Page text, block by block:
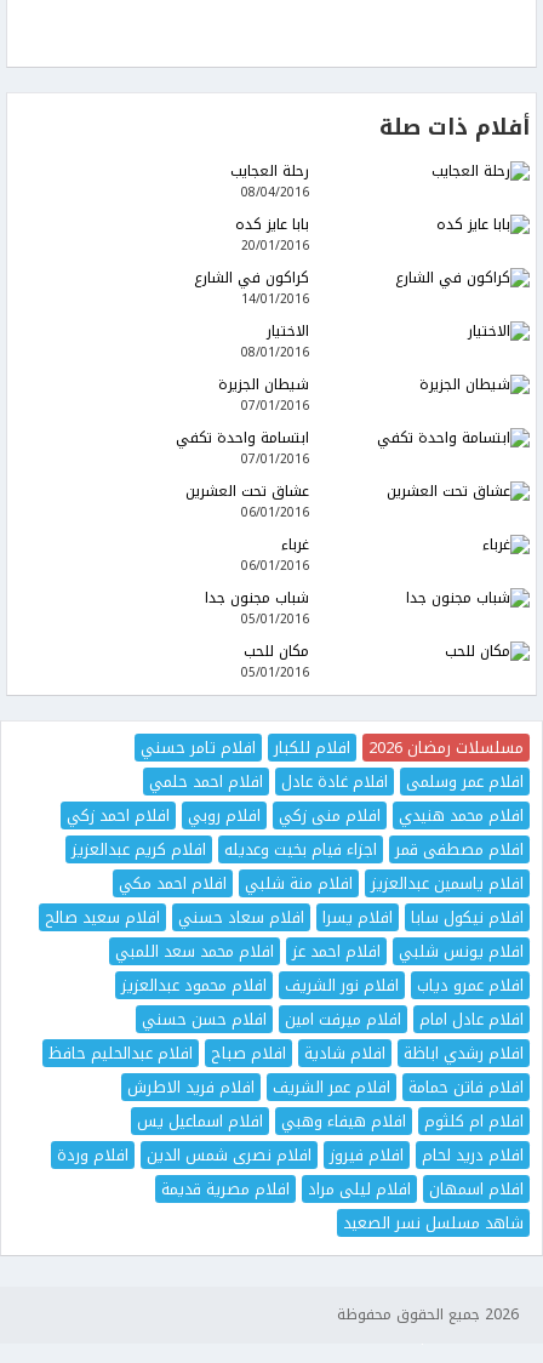
أفلام ذات صلة
رحلة العجايب
08/04/2016
بابا عايز كده
20/01/2016
كراكون في الشارع
14/01/2016
الاختيار
08/01/2016
شيطان الجزيرة
07/01/2016
ابتسامة واحدة تكفي
07/01/2016
عشاق تحت العشرين
06/01/2016
غرباء
06/01/2016
شباب مجنون جدا
05/01/2016
مكان للحب
05/01/2016
مسلسلات رمضان 2026 افلام للكبار
افلام تامر حسني
افلام عمر وسلمى
افلام غادة عادل
افلام احمد حلمي
افلام محمد هنيدي
افلام منى زكي افلام روبي
افلام احمد زكي
افلام مصطفى قمر
اجزاء فيام بخيت وعديله
افلام كريم عبدالعزيز
افلام ياسمين عبدالعزيز
افلام منة شلبي
افلام احمد مكي
افلام نيكول سابا
افلام يسرا افلام سعاد حسني
افلام سعيد صالح
افلام يونس شلبي
افلام احمد عز
افلام محمد سعد اللمبي
افلام عمرو دياب
افلام نور الشريف
افلام محمود عبدالعزيز
افلام عادل امام
افلام ميرفت امين
افلام حسن حسني
افلام رشدي اباظة
افلام شادية افلام صباح
افلام عبدالحليم حافظ
افلام فاتن حمامة
افلام عمر الشريف
افلام فريد الاطرش
افلام ام كلثوم
افلام هيفاء وهبي
افلام اسماعيل يس
افلام دريد لحام
افلام فيروز افلام نصرى شمس الدين
افلام وردة
افلام اسمهان
افلام ليلى مراد
افلام مصرية قديمة
شاهد مسلسل نسر الصعيد
2026 جميع الحقوق محفوظة